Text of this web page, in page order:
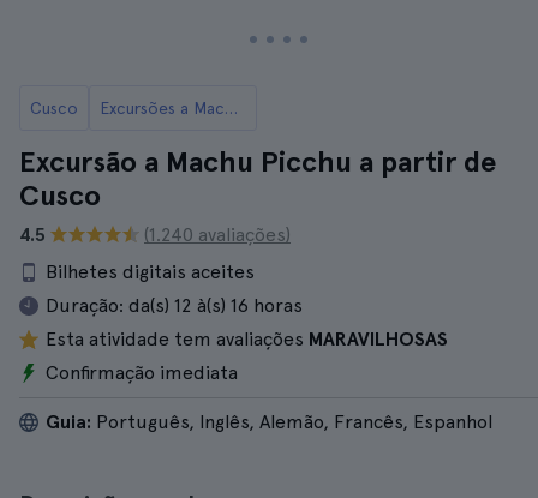
Cusco Excursões a Machu Picchu a partir de Cuzco
Excursão a Machu Picchu a partir de
Cusco
4.5
(1.240 avaliações)
Bilhetes digitais aceites
Duração: da(s) 12 à(s) 16 horas
Esta atividade tem avaliações MARAVILHOSAS
Confirmação imediata
Guia: Português, Inglês, Alemão, Francês, Espanhol